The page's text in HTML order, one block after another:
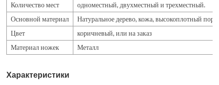
Количество мест
одноместный, двухместный и трехместный.
Основной материал
Натуральное дерево, кожа, высокоплотный
Цвет
коричневый, или на заказ
Материал ножек
Металл
Характеристики